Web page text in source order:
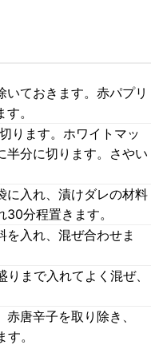
いておきます。赤パプリ
。
ります。ホワイトマッ
半分に切ります。さやい
に入れ、漬けダレの材料
分程置きます。
入れ、混ぜ合わせま
まで入れてよく混ぜ、
唐辛子を取り除き、
。